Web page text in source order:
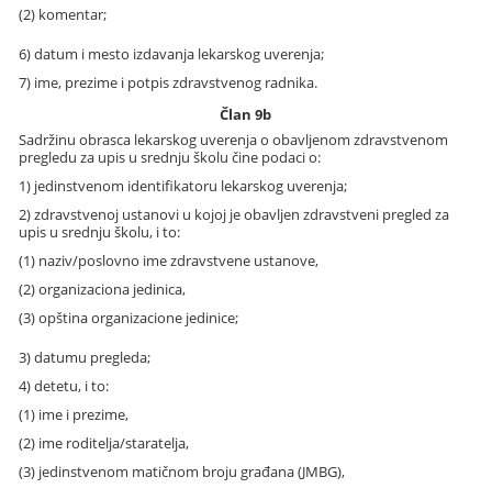
(2) komentar;
6) datum i mesto izdavanja lekarskog uverenja;
7) ime, prezime i potpis zdravstvenog radnika.
Član 9b
Sadržinu obrasca lekarskog uverenja o obavljenom zdravstvenom
pregledu za upis u srednju školu čine podaci o:
1) jedinstvenom identifikatoru lekarskog uverenja;
2) zdravstvenoj ustanovi u kojoj je obavljen zdravstveni pregled za
upis u srednju školu, i to:
(1) naziv/poslovno ime zdravstvene ustanove,
(2) organizaciona jedinica,
(3) opština organizacione jedinice;
3) datumu pregleda;
4) detetu, i to:
(1) ime i prezime,
(2) ime roditelja/staratelja,
(3) jedinstvenom matičnom broju građana (JMBG),